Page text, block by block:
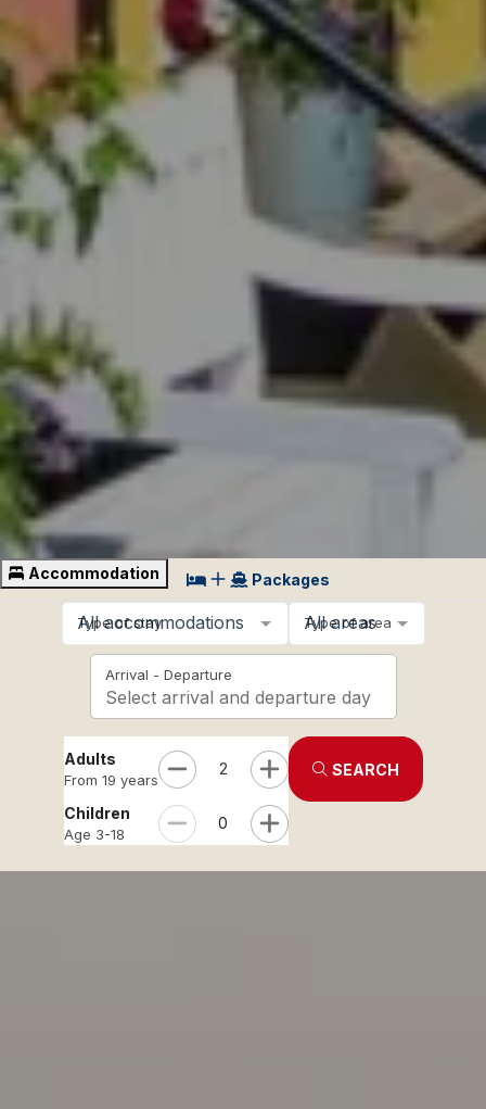
Accommodation Packages
Type of stay
All accommodations Type of area
All areas
Arrival - Departure
Select arrival and departure day
Adults
From 19 years
2
Children
Age 3-18
0
SEARCH